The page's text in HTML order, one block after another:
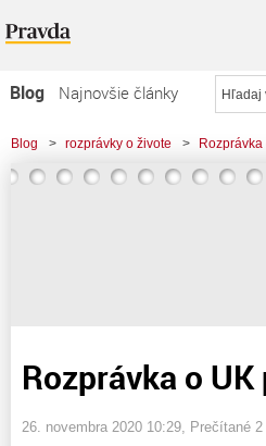
Blog
Najnovšie články
Najčítanejšie články
Najkomentovanejšie články
Blog > rozprávky o živote >
Rozprávka o
26. novembra 2020 10:29 , Prečítané 2